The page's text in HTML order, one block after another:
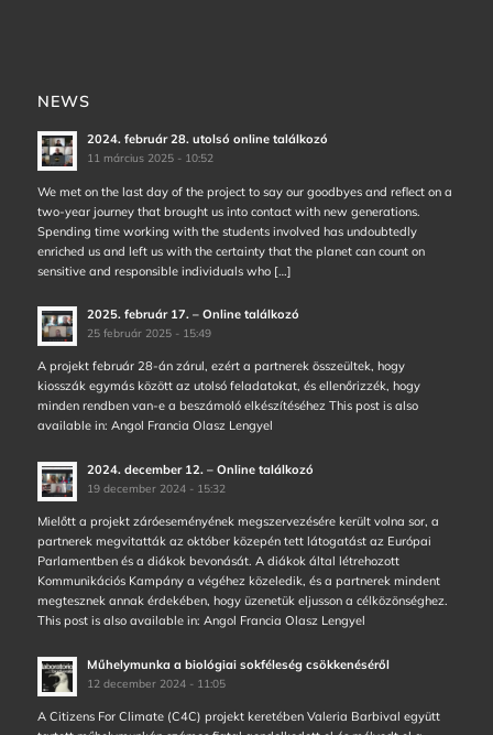
NEWS
2024. február 28. utolsó online találkozó
11 március 2025 - 10:52
We met on the last day of the project to say our goodbyes and reflect on a
two-year journey that brought us into contact with new generations.
Spending time working with the students involved has undoubtedly
enriched us and left us with the certainty that the planet can count on
sensitive and responsible individuals who […]
2025. február 17. – Online találkozó
25 február 2025 - 15:49
A projekt február 28-án zárul, ezért a partnerek összeültek, hogy
kiosszák egymás között az utolsó feladatokat, és ellenőrizzék, hogy
minden rendben van-e a beszámoló elkészítéséhez This post is also
available in: Angol Francia Olasz Lengyel
2024. december 12. – Online találkozó
19 december 2024 - 15:32
Mielőtt a projekt záróeseményének megszervezésére került volna sor, a
partnerek megvitatták az október közepén tett látogatást az Európai
Parlamentben és a diákok bevonását. A diákok által létrehozott
Kommunikációs Kampány a végéhez közeledik, és a partnerek mindent
megtesznek annak érdekében, hogy üzenetük eljusson a célközönséghez.
This post is also available in: Angol Francia Olasz Lengyel
Műhelymunka a biológiai sokféleség csökkenéséről
12 december 2024 - 11:05
A Citizens For Climate (C4C) projekt keretében Valeria Barbival együtt